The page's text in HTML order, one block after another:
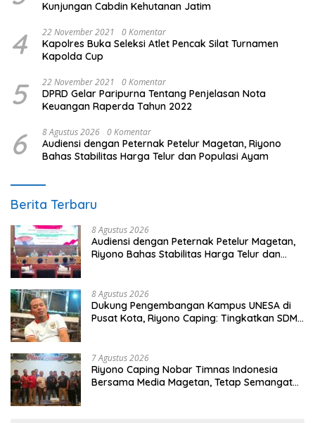
Kunjungan Cabdin Kehutanan Jatim
4 22 November 2021 0 Komentar
Kapolres Buka Seleksi Atlet Pencak Silat Turnamen
Kapolda Cup
5 22 November 2021 0 Komentar
DPRD Gelar Paripurna Tentang Penjelasan Nota
Keuangan Raperda Tahun 2022
6 8 Agustus 2026 0 Komentar
Audiensi dengan Peternak Petelur Magetan, Riyono
Bahas Stabilitas Harga Telur dan Populasi Ayam
Berita Terbaru
8 Agustus 2026
Audiensi dengan Peternak Petelur Magetan,
Riyono Bahas Stabilitas Harga Telur dan
8 Agustus 2026
Dukung Pengembangan Kampus UNESA di
Pusat Kota, Riyono Caping: Tingkatkan SDM
7 Agustus 2026
Riyono Caping Nobar Timnas Indonesia
Bersama Media Magetan, Tetap Semangat